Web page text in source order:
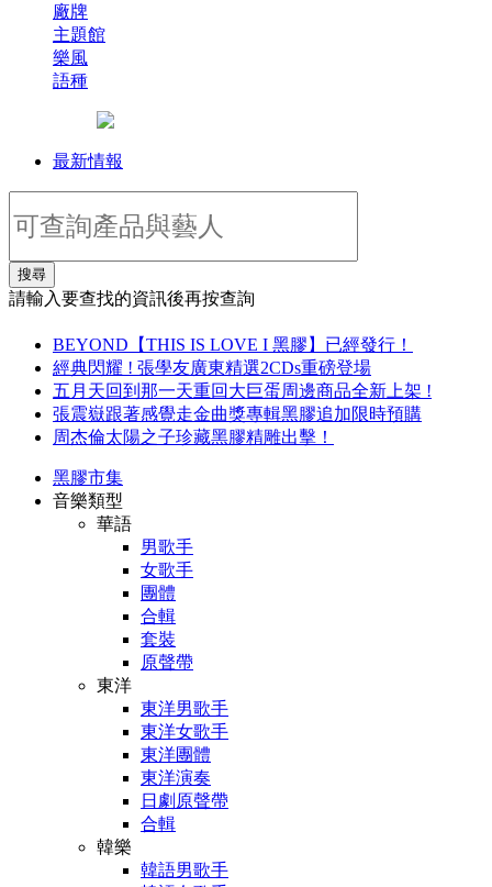
廠牌
主題館
樂風
語種
最新情報
搜尋
請輸入要查找的資訊後再按查詢
BEYOND【THIS IS LOVE I 黑膠】已經發行！
經典閃耀 ! 張學友廣東精選2CDs重磅登場
五月天回到那一天重回大巨蛋周邊商品全新上架 !
張震嶽跟著感覺走金曲獎專輯黑膠追加限時預購
周杰倫太陽之子珍藏黑膠精雕出擊！
黑膠市集
音樂類型
華語
男歌手
女歌手
團體
合輯
套裝
原聲帶
東洋
東洋男歌手
東洋女歌手
東洋團體
東洋演奏
日劇原聲帶
合輯
韓樂
韓語男歌手